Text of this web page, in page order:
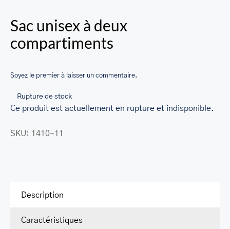
LEATHER BAGS
PORTEFEUILLE EN CUIR
RFID LEATHER WALLET
ACCESSOIRES
LEATHER RFID TRAVEL PASSPORT WALLET
LEATHER TOILETRY BAG COLLECTION
LEATHER COIN PURSE
LEATHER KEY CASE
Sac unisex à deux
compartiments
Soyez le premier à laisser un commentaire.
Rupture de stock
Ce produit est actuellement en rupture et indisponible.
SKU: 1410-11
Description
Caractéristiques